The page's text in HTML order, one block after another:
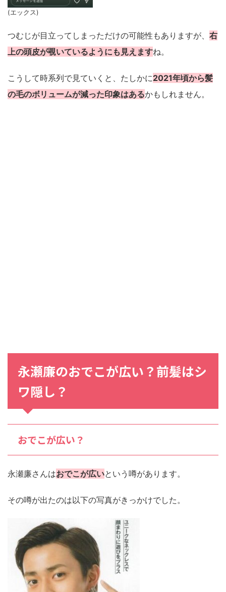
(エックス)
つむじが目立ってしまっただけの可能性もありますが、 右
上の頭皮が覗いているようにも見えますね。
こうして時系列で見ていくと、たしかに2021年頃から髪
の毛のボリュームが減った印象はあるかもしれません。
永瀬廉のおでこが広い？前髪はシ
ワ隠し？
おでこが広い？
永瀬廉さんはおでこが広いという噂があります。
その噂が出たのは以下の写真がきっかけでした。